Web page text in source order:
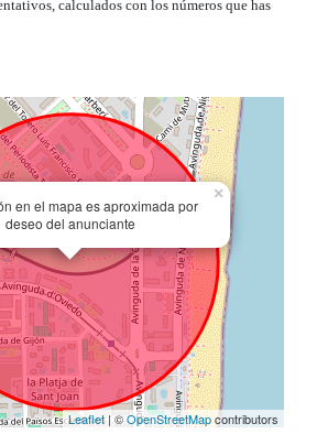
calculados con los números que has
en el mapa es aproximada por
deseo del anunciante
×
Leaflet| ©OpenStreetMapcontributors